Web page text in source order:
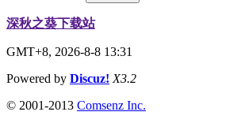
深秋之葵下载站
GMT+8, 2026-8-8 13:31
Powered by Discuz! X3.2
© 2001-2013 Comsenz Inc.